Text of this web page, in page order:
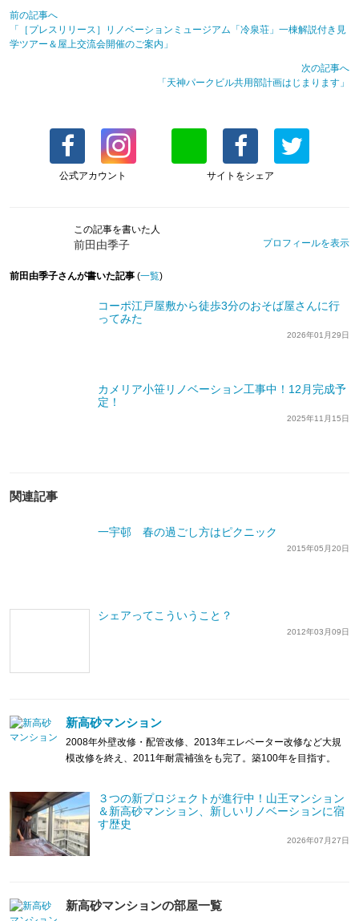
前の記事へ
「［プレスリリース］リノベーションミュージアム「冷泉荘」一棟解説付き見
学ツアー＆屋上交流会開催のご案内」
次の記事へ
「天神パークビル共用部計画はじまります」
公式アカウント サイトをシェア
この記事を書いた人
前田由季子 プロフィールを表示
前田由季子さんが書いた記事 (一覧)
コーポ江戸屋敷から徒歩3分のおそば屋さんに行
ってみた
2026年01月29日
カメリア小笹リノベーション工事中！12月完成予
定！
2025年11月15日
関連記事
一宇邨 春の過ごし方はピクニック
2015年05月20日
シェアってこういうこと？
2012年03月09日
新高砂マンション
2008年外壁改修・配管改修、2013年エレベーター改修など大規
模改修を終え、2011年耐震補強をも完了。築100年を目指す。
３つの新プロジェクトが進行中！山王マンション
＆新高砂マンション、新しいリノベーションに宿
す歴史
2026年07月27日
新高砂マンションの部屋一覧